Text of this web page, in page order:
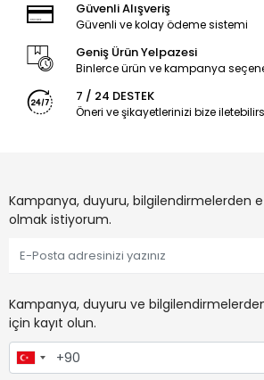
Güvenli Alışveriş
Güvenli ve kolay ödeme sistemi
Geniş Ürün Yelpazesi
Binlerce ürün ve kampanya
7 / 24 DESTEK
Öneri ve şikayetlerinizi bize
Kampanya, duyuru, bilgilendirmelerden
olmak istiyorum.
Kampanya, duyuru ve
için kayıt olun.